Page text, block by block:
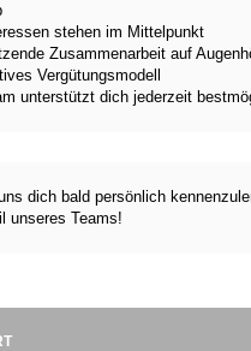
stehen im Mittelpunkt
Zusammenarbeit auf
Vergütungsmodell
unterstützt dich jederzeit
dich bald persönlich
unseres Teams!